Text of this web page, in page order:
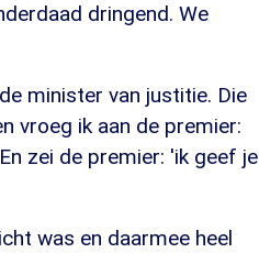
dringend. We
minister van justitie. Die
vroeg ik aan de premier:
zei de premier: 'ik geef je
was en daarmee heel